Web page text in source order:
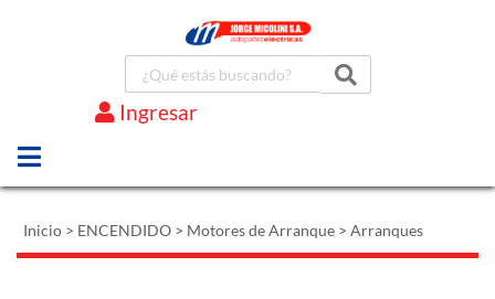
Ingresar
Inicio > ENCENDIDO > Motores de Arranque > Arranques